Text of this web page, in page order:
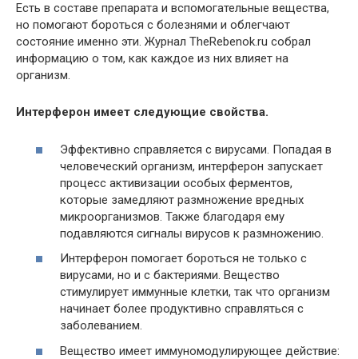
Есть в составе препарата и вспомогательные вещества,
но помогают бороться с болезнями и облегчают
состояние именно эти. Журнал TheRebenok.ru собрал
информацию о том, как каждое из них влияет на
организм.
Интерферон имеет следующие свойства.
Эффективно справляется с вирусами. Попадая в
человеческий организм, интерферон запускает
процесс активизации особых ферментов,
которые замедляют размножение вредных
микроорганизмов. Также благодаря ему
подавляются сигналы вирусов к размножению.
Интерферон помогает бороться не только с
вирусами, но и с бактериями. Вещество
стимулирует иммунные клетки, так что организм
начинает более продуктивно справляться с
заболеванием.
Вещество имеет иммуномодулирующее действие: